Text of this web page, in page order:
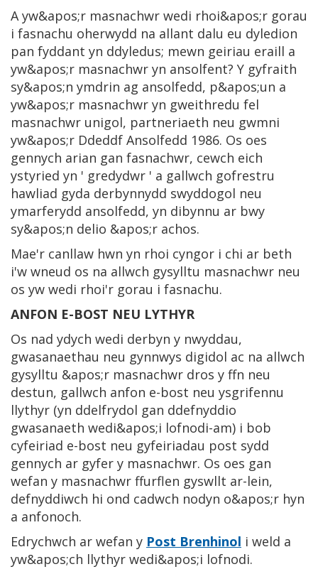
A yw&apos;r masnachwr wedi rhoi&apos;r gorau
i fasnachu oherwydd na allant dalu eu dyledion
pan fyddant yn ddyledus; mewn geiriau eraill a
yw&apos;r masnachwr yn ansolfent? Y gyfraith
sy&apos;n ymdrin ag ansolfedd, p&apos;un a
yw&apos;r masnachwr yn gweithredu fel
masnachwr unigol, partneriaeth neu gwmni
yw&apos;r Ddeddf Ansolfedd 1986. Os oes
gennych arian gan fasnachwr, cewch eich
ystyried yn ' gredydwr ' a gallwch gofrestru
hawliad gyda derbynnydd swyddogol neu
ymarferydd ansolfedd, yn dibynnu ar bwy
sy&apos;n delio &apos;r achos.
Mae'r canllaw hwn yn rhoi cyngor i chi ar beth
i'w wneud os na allwch gysylltu masnachwr neu
os yw wedi rhoi'r gorau i fasnachu.
ANFON E-BOST NEU LYTHYR
Os nad ydych wedi derbyn y nwyddau,
gwasanaethau neu gynnwys digidol ac na allwch
gysylltu &apos;r masnachwr dros y ffn neu
destun, gallwch anfon e-bost neu ysgrifennu
llythyr (yn ddelfrydol gan ddefnyddio
gwasanaeth wedi&apos;i lofnodi-am) i bob
cyfeiriad e-bost neu gyfeiriadau post sydd
gennych ar gyfer y masnachwr. Os oes gan
wefan y masnachwr ffurflen gyswllt ar-lein,
defnyddiwch hi ond cadwch nodyn o&apos;r hyn
a anfonoch.
Edrychwch ar wefan y Post Brenhinol i weld a
yw&apos;ch llythyr wedi&apos;i lofnodi.